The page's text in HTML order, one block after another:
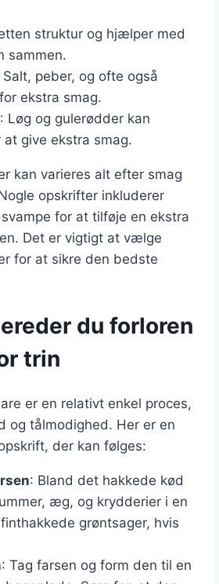
struktur og hjælper med
sammen.
Salt, peber, og ofte også
ekstra smag.
: Løg og gulerødder kan
give ekstra smag.
kan varieres alt efter smag
opskrifter inkluderer
for at tilføje en ekstra
Det er vigtigt at vælge
for at sikre den bedste
du forloren
trin
er en relativt enkel proces,
og tålmodighed. Her er en
der kan følges:
: Bland det hakkede kød
æg, og krydderier i en
grøntsager, hvis
: Tag farsen og form den til en